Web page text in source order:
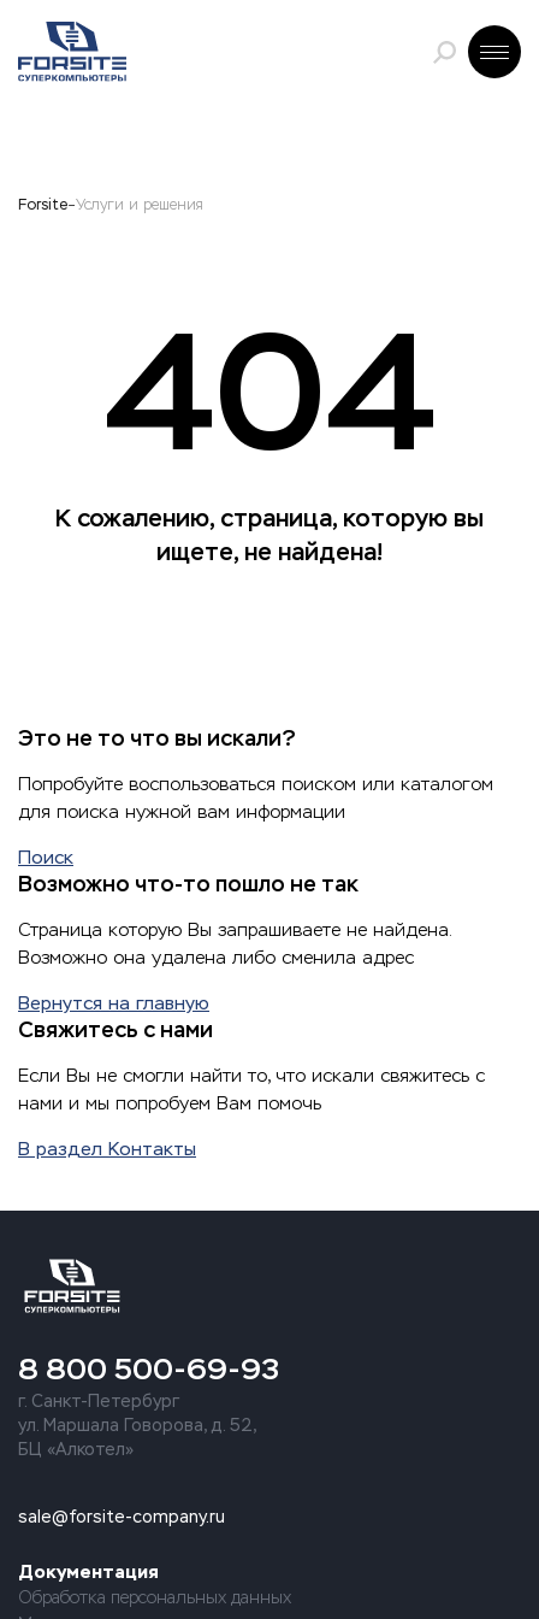
Forsite Услуги и решения
404
К сожалению, страница, которую вы
ищете, не найдена!
Это не то что вы искали?
Попробуйте воспользоваться поиском или каталогом
для поиска нужной вам информации
Поиск
Возможно что-то пошло не так
Страница которую Вы запрашиваете не найдена.
Возможно она удалена либо сменила адрес
Вернутся на главную
Свяжитесь с нами
Если Вы не смогли найти то, что искали свяжитесь с
нами и мы попробуем Вам помочь
В раздел Контакты
8 800 500-69-93
г. Санкт-Петербург
ул. Маршала Говорова, д. 52,
БЦ «Алкотел»
sale@forsite-company.ru
Документация
Обработка персональных данных